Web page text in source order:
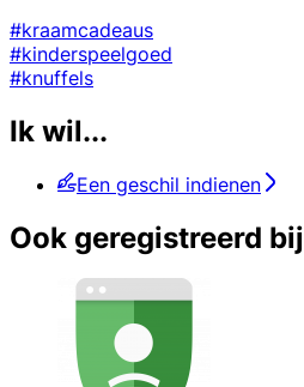
#kraamcadeaus
#kinderspeelgoed
#knuffels
Ik wil...
Een geschil indienen
Ook geregistreerd bij